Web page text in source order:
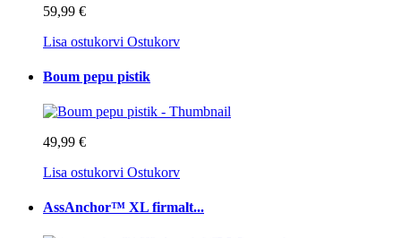
59,99 €
Lisa ostukorvi Ostukorv
Boum pepu pistik
49,99 €
Lisa ostukorvi Ostukorv
AssAnchor™ XL firmalt...